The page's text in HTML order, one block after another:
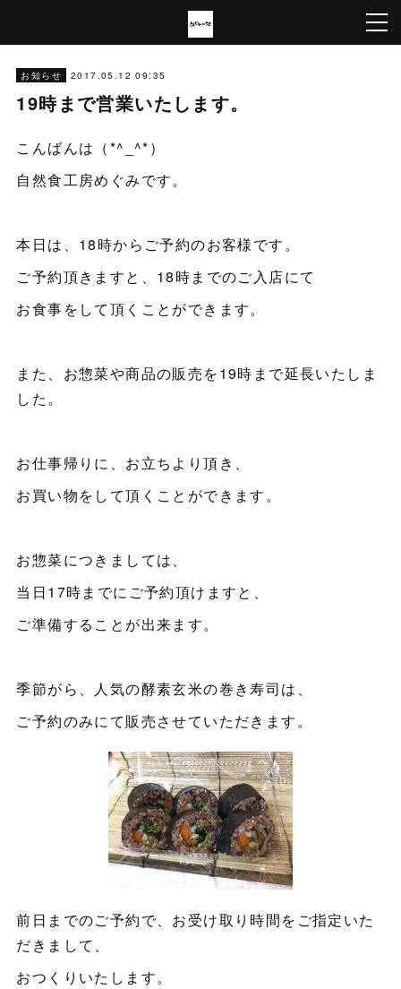
お知らせ 2017.05.12 09:35
19時まで営業いたします。
こんばんは（*^_^*）
自然食工房めぐみです。
本日は、18時からご予約のお客様です。
ご予約頂きますと、18時までのご入店にて
お食事をして頂くことができます。
また、お惣菜や商品の販売を19時まで延長いたしま
した。
お仕事帰りに、お立ちより頂き、
お買い物をして頂くことができます。
お惣菜につきましては、
当日17時までにご予約頂けますと、
ご準備することが出来ます。
季節がら、人気の酵素玄米の巻き寿司は、
ご予約のみにて販売させていただきます。
前日までのご予約で、お受け取り時間をご指定いた
だきまして、
おつくりいたします。